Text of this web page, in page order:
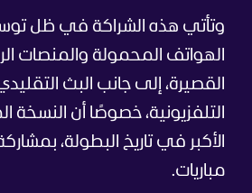
وتأتي هذه الشراكة في ظل
الهواتف المحمولة والمنصات
القصيرة، إلى جانب البث
التلفزيونية، خصوصًا أن النسخة
مباريات.